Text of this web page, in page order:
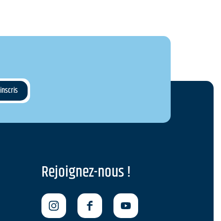
Rejoignez-nous !